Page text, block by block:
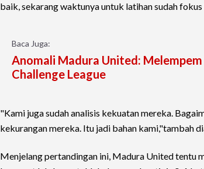
baik, sekarang waktunya untuk latihan sudah
Baca Juga:
Anomali Madura United:
Challenge League
"Kami juga sudah analisis kekuatan mereka.
kekurangan mereka. Itu jadi bahan kami,"tambah
Menjelang pertandingan ini, Madura United tentu